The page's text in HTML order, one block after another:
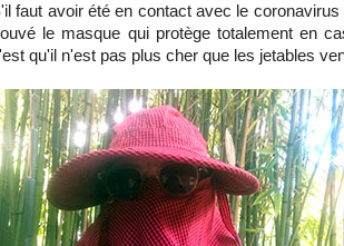
faut avoir été en contact avec le
le masque qui protège totalement en
qu'il n'est pas plus cher que les jetables